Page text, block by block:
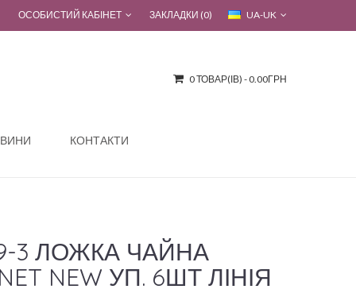
UA-UK
ОСОБИСТИЙ КАБІНЕТ ЗАКЛАДКИ (0)
0 ТОВАР(ІВ) - 0.00ГРН
КОНТАКТИ
3 ЛОЖКА ЧАЙНА
NEW УП. 6ШТ ЛІНІЯ